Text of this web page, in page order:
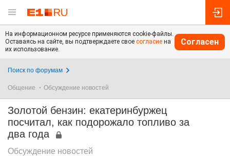
На информационном ресурсе применяются cookie-файлы.
Оставаясь на сайте, вы подтверждаете свое согласие на
их использование.
Согласен
Поиск по форумам
Общение Обсуждение новостей
Золотой бензин: екатеринбуржец
посчитал, как подорожало топливо за
два года
Обсуждение новостей